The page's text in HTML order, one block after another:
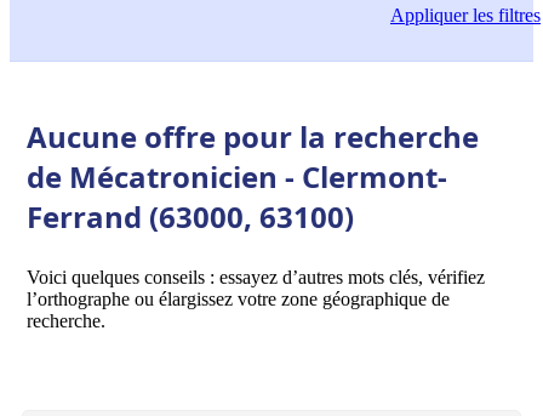
Appliquerles filtres
Aucune offre pour la recherche
de Mécatronicien - Clermont-
Ferrand (63000, 63100)
Voici quelques conseils : essayez d’autres mots clés, vérifiez
l’orthographe ou élargissez votre zone géographique de
recherche.